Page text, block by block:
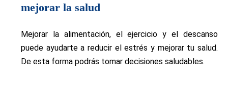
mejorar la salud
Mejorar la alimentación, el ejercicio y el descanso
puede ayudarte a reducir el estrés y mejorar tu salud.
De esta forma podrás tomar decisiones saludables.